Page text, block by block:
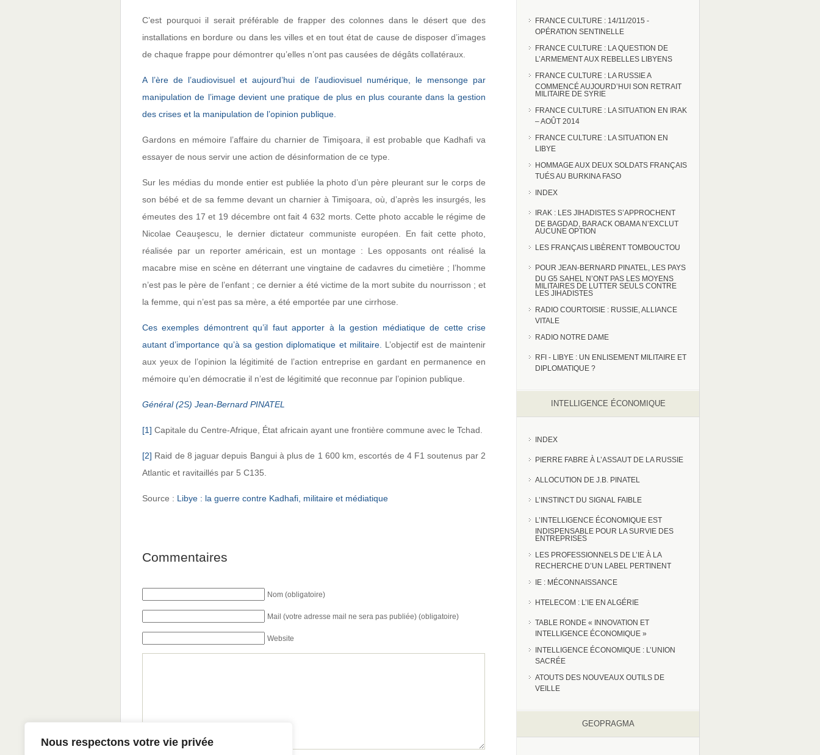
Nous respectons votre vie privée
C’est pourquoi il serait préférable de frapper des colonnes dans le désert que des
installations en bordure ou dans les villes et en tout état de cause de disposer d’images
de chaque frappe pour démontrer qu’elles n’ont pas causées de dégâts collatéraux.
A l’ère de l’audiovisuel et aujourd’hui de l’audiovisuel numérique, le mensonge par
manipulation de l’image devient une pratique de plus en plus courante dans la gestion
des crises et la manipulation de l’opinion publique.
Gardons en mémoire l’affaire du charnier de Timişoara, il est probable que Kadhafi va
essayer de nous servir une action de désinformation de ce type.
Sur les médias du monde entier est publiée la photo d’un père pleurant sur le corps de
son bébé et de sa femme devant un charnier à Timişoara, où, d’après les insurgés, les
émeutes des 17 et 19 décembre ont fait 4 632 morts. Cette photo accable le régime de
Nicolae Ceauşescu, le dernier dictateur communiste européen. En fait cette photo,
réalisée par un reporter américain, est un montage : Les opposants ont réalisé la
macabre mise en scène en déterrant une vingtaine de cadavres du cimetière ; l’homme
n’est pas le père de l’enfant ; ce dernier a été victime de la mort subite du nourrisson ; et
la femme, qui n’est pas sa mère, a été emportée par une cirrhose.
Ces exemples démontrent qu’il faut apporter à la gestion médiatique de cette crise
autant d’importance qu’à sa gestion diplomatique et militaire.
L’objectif est de maintenir
aux yeux de l’opinion la légitimité de l’action entreprise en gardant en permanence en
mémoire qu’en démocratie il n’est de légitimité que reconnue par l’opinion publique.
Général (2S) Jean-Bernard PINATEL
[1] Capitale du Centre-Afrique, État africain ayant une frontière commune avec le Tchad.
[2] Raid de 8 jaguar depuis Bangui à plus de 1 600 km, escortés de 4 F1 soutenus par 2
Atlantic et ravitaillés par 5 C135.
Source : Libye : la guerre contre Kadhafi, militaire et médiatique
Commentaires
Nom (obligatoire)
Mail (votre adresse mail ne sera pas publiée) (obligatoire)
Website
FRANCE CULTURE : 14/11/2015 -
OPÉRATION SENTINELLE
FRANCE CULTURE : LA QUESTION DE
L’ARMEMENT AUX REBELLES LIBYENS
FRANCE CULTURE : LA RUSSIE A
COMMENCÉ AUJOURD’HUI SON RETRAIT
MILITAIRE DE SYRIE
FRANCE CULTURE : LA SITUATION EN IRAK
– AOÛT 2014
FRANCE CULTURE : LA SITUATION EN
LIBYE
HOMMAGE AUX DEUX SOLDATS FRANÇAIS
TUÉS AU BURKINA FASO
INDEX
IRAK : LES JIHADISTES S’APPROCHENT
DE BAGDAD, BARACK OBAMA N’EXCLUT
AUCUNE OPTION
LES FRANÇAIS LIBÈRENT TOMBOUCTOU
POUR JEAN-BERNARD PINATEL, LES PAYS
DU G5 SAHEL N’ONT PAS LES MOYENS
MILITAIRES DE LUTTER SEULS CONTRE
LES JIHADISTES
RADIO COURTOISIE : RUSSIE, ALLIANCE
VITALE
RADIO NOTRE DAME
RFI - LIBYE : UN ENLISEMENT MILITAIRE ET
DIPLOMATIQUE ?
INTELLIGENCE ÉCONOMIQUE
INDEX
PIERRE FABRE À L’ASSAUT DE LA RUSSIE
ALLOCUTION DE J.B. PINATEL
L’INSTINCT DU SIGNAL FAIBLE
L’INTELLIGENCE ÉCONOMIQUE EST
INDISPENSABLE POUR LA SURVIE DES
ENTREPRISES
LES PROFESSIONNELS DE L’IE À LA
RECHERCHE D’UN LABEL PERTINENT
IE : MÉCONNAISSANCE
HTELECOM : L’IE EN ALGÉRIE
TABLE RONDE « INNOVATION ET
INTELLIGENCE ÉCONOMIQUE »
INTELLIGENCE ÉCONOMIQUE : L’UNION
SACRÉE
ATOUTS DES NOUVEAUX OUTILS DE
VEILLE
GEOPRAGMA